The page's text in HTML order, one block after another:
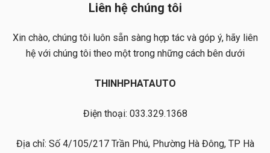
Liên hệ chúng tôi
Xin chào, chúng tôi luôn sẵn sàng hợp tác và góp ý, hãy liên
hệ với chúng tôi theo một trong những cách bên dưới
THINHPHATAUTO
Điện thoại: 033.329.1368
Địa chỉ: Số 4/105/217 Trần Phú, Phường Hà Đông, TP Hà